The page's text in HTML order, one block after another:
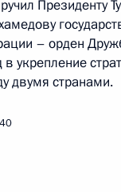
Президенту
– орден
укрепление
двумя странами.